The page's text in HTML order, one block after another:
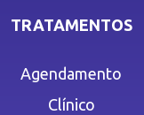
TRATAMENTOS
Agendamento
Clínico